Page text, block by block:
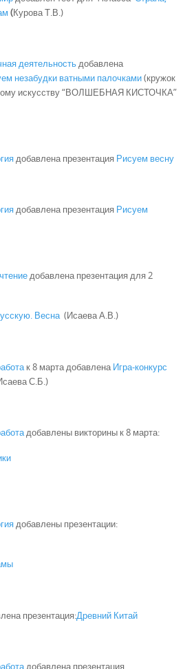
(Курова Т.В.)
деятельностьдобавлена
незабудки ватными палочками(кружок
искусству “ВОЛШЕБНАЯ КИСТОЧКА”
добавлена презентация Рисуем весну
добавлена презентация Рисуем
добавлена презентация для 2
Весна(Исаева А.В.)
к 8 марта добавлена Игра-конкурс
С.Б.)
добавлены викторины к 8 марта:
добавлены презентации:
презентация:Древний Китай
добавлена презентация